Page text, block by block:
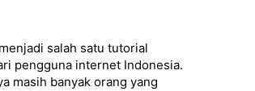
salah satu tutorial
pengguna internet Indonesia.
masih banyak orang yang